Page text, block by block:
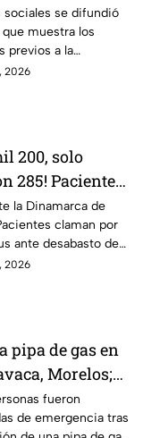
de pipa de
sociales se difundió
muestra los
previos a la
de una pipa de gas
2026
200, solo
285! Pacientes
por
ante
en IMSS
la Dinamarca de
claman por
ante desabasto de
en hospital del
2026
pipa de gas en
Morelos;
más de 20
con
fueron
de emergencia tras